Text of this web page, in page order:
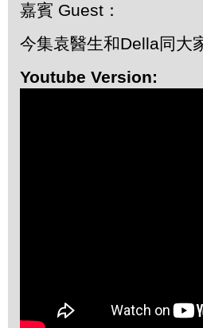
嘉賓 Guest：
今集袁醫生和Della同大
Youtube Version: